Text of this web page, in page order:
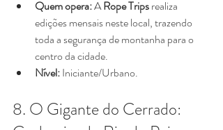
Quem opera: A Rope Trips realiza
edições mensais neste local, trazendo
toda a segurança de montanha para o
centro da cidade.
Nível: Iniciante/Urbano.
8. O Gigante do Cerrado: